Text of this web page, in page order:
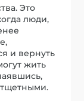
Это
люди,
и вернуть
жить
тщетными.